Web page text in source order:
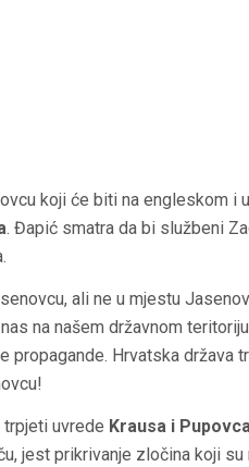
koji će biti na engleskom
. Đapić smatra da bi službeni
ali ne u mjestu
na našem državnom
propagande. Hrvatska država
uvrede Krausa i
jest prikrivanje zločina koji